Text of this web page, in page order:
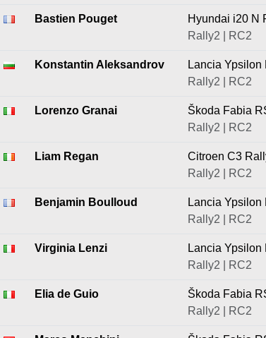
Bastien Pouget
Hyundai i20 N
Rally2 | RC2
Konstantin Aleksandrov
Lancia Ypsilon
Rally2 | RC2
Lorenzo Granai
Škoda Fabia
Rally2 | RC2
Liam Regan
Citroen C3
Rally2 | RC2
Benjamin Boulloud
Lancia Ypsilon
Rally2 | RC2
Virginia Lenzi
Lancia Ypsilon
Rally2 | RC2
Elia de Guio
Škoda Fabia
Rally2 | RC2